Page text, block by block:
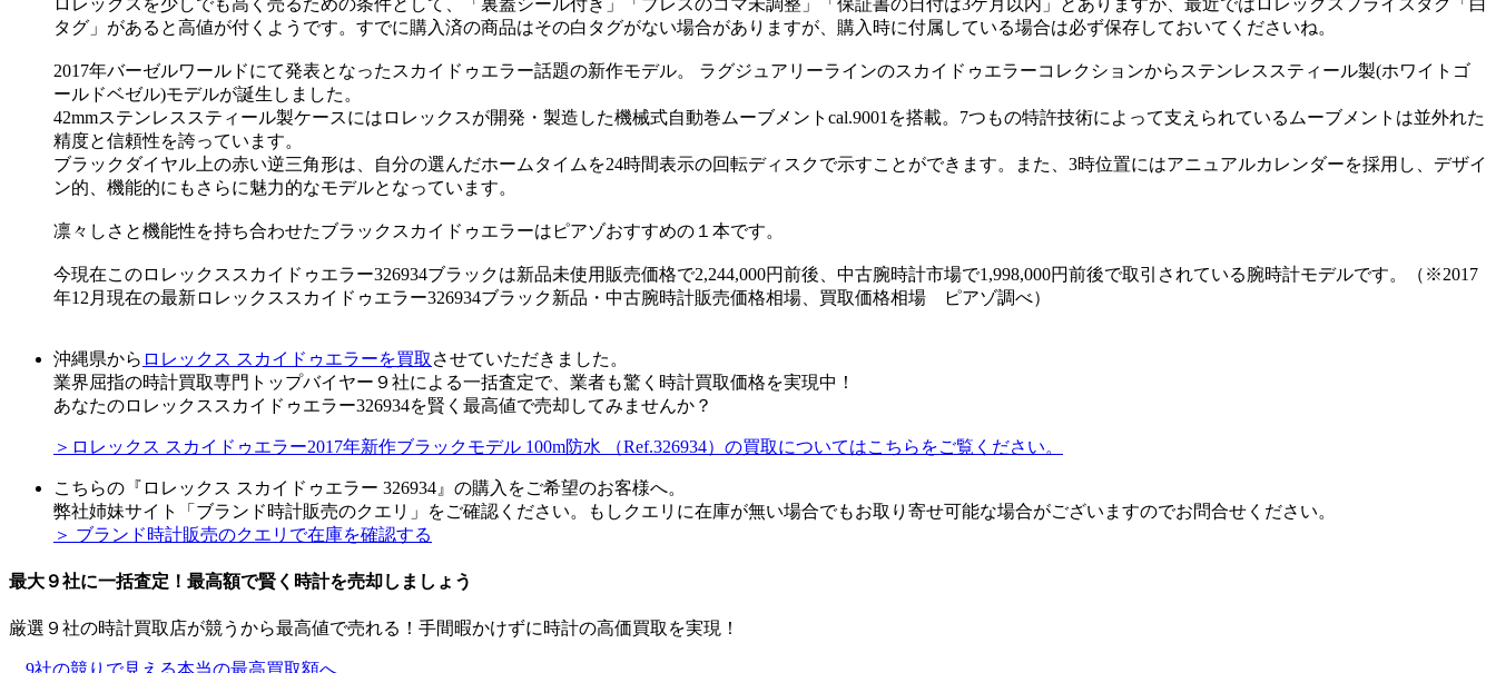
タグ」があると高値が付くようです。すでに購入済の商品はその白タグがない場合がありますが、購入時に付属している場合は必ず保存しておいてくださいね。
2017年バーゼルワールドにて発表となったスカイドゥエラー話題の新作モデル。 ラグジュアリーラインのスカイドゥエラーコレクションからステンレススティール製(ホワイトゴ
ールドベゼル)モデルが誕生しました。
42mmステンレススティール製ケースにはロレックスが開発・製造した機械式自動巻ムーブメントcal.9001を搭載。7つもの特許技術によって支えられているムーブメントは並外れた
精度と信頼性を誇っています。
ブラックダイヤル上の赤い逆三角形は、自分の選んだホームタイムを24時間表示の回転ディスクで示すことができます。また、3時位置にはアニュアルカレンダーを採用し、デザイ
ン的、機能的にもさらに魅力的なモデルとなっています。
凛々しさと機能性を持ち合わせたブラックスカイドゥエラーはピアゾおすすめの１本です。
今現在このロレックススカイドゥエラー326934ブラックは新品未使用販売価格で2,244,000円前後、中古腕時計市場で1,998,000円前後で取引されている腕時計モデルです。（※2017
年12月現在の最新ロレックススカイドゥエラー326934ブラック新品・中古腕時計販売価格相場、買取価格相場 ピアゾ調べ）
沖縄県から ロレックス スカイドゥエラーを買取 させていただきました。
業界屈指の時計買取専門トップバイヤー９社による一括査定で、業者も驚く時計買取価格を実現中！
あなたのロレックススカイドゥエラー326934を賢く最高値で売却してみませんか？
＞ロレックス スカイドゥエラー2017年新作ブラックモデル 100m防水 （Ref.326934）の買取についてはこちらをご覧ください。
こちらの『ロレックス スカイドゥエラー 326934』の購入をご希望のお客様へ。
弊社姉妹サイト「ブランド時計販売のクエリ」をご確認ください。もしクエリに在庫が無い場合でもお取り寄せ可能な場合がございますのでお問合せください。
＞ ブランド時計販売のクエリで在庫を確認する
最大９社に一括査定！ 最高額で賢く時計を売却しましょう
厳選９社の時計買取店が競うから最高値で売れる！手間暇かけずに時計の高価買取を実現！